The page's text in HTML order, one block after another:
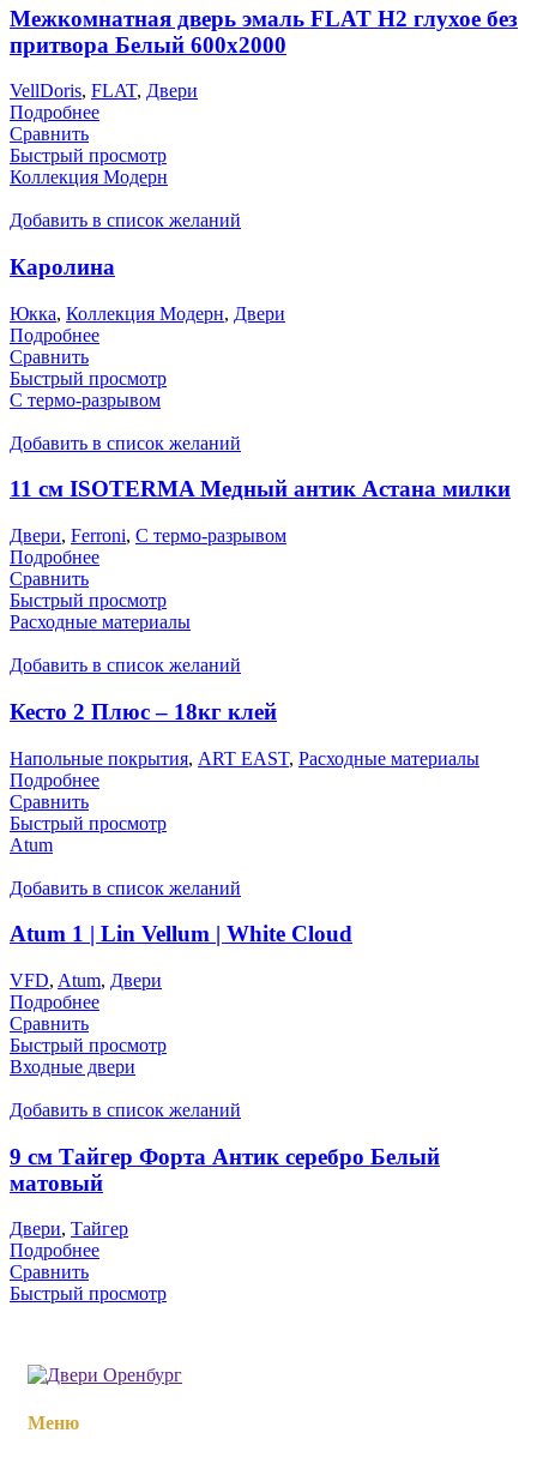
Межкомнатная дверь эмаль FLAT H2 глухое без
притвора Белый 600х2000
VellDoris, FLAT, Двери
Подробнее
Сравнить
Быстрый просмотр
Коллекция Модерн
Добавить в список желаний
Каролина
Юкка, Коллекция Модерн, Двери
Подробнее
Сравнить
Быстрый просмотр
С термо-разрывом
Добавить в список желаний
11 см ISOTERMA Медный антик Астана милки
Двери, Ferroni, С термо-разрывом
Подробнее
Сравнить
Быстрый просмотр
Расходные материалы
Добавить в список желаний
Кесто 2 Плюс – 18кг клей
Напольные покрытия, ART EAST, Расходные материалы
Подробнее
Сравнить
Быстрый просмотр
Atum
Добавить в список желаний
Atum 1 | Lin Vellum | White Cloud
VFD, Atum, Двери
Подробнее
Сравнить
Быстрый просмотр
Входные двери
Добавить в список желаний
9 см Тайгер Форта Антик серебро Белый
матовый
Двери, Тайгер
Подробнее
Сравнить
Быстрый просмотр
Меню